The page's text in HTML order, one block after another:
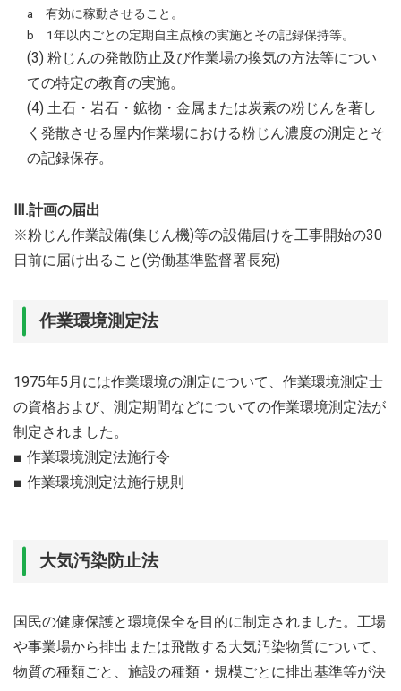
a 有効に稼動させること。
b 1年以内ごとの定期自主点検の実施とその記録保持等。
(3) 粉じんの発散防止及び作業場の換気の方法等につい
ての特定の教育の実施。
(4) 土石・岩石・鉱物・金属または炭素の粉じんを著し
く発散させる屋内作業場における粉じん濃度の測定とそ
の記録保存。
Ⅲ.計画の届出
※粉じん作業設備(集じん機)等の設備届けを工事開始の30
日前に届け出ること(労働基準監督署長宛)
作業環境測定法
1975年5月には作業環境の測定について、作業環境測定士
の資格および、測定期間などについての作業環境測定法が
制定されました。
作業環境測定法施行令
作業環境測定法施行規則
大気汚染防止法
国民の健康保護と環境保全を目的に制定されました。工場
や事業場から排出または飛散する大気汚染物質について、
物質の種類ごと、施設の種類・規模ごとに排出基準等が決